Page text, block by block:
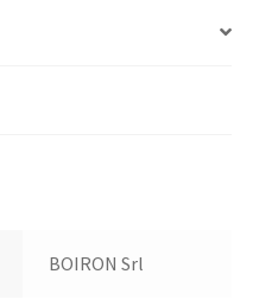
BOIRON Srl